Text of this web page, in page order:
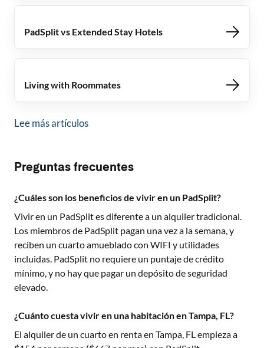
PadSplit vs Extended Stay Hotels
Living with Roommates
Lee más artículos
Preguntas frecuentes
¿Cuáles son los beneficios de vivir en un PadSplit?
Vivir en un PadSplit es diferente a un alquiler tradicional.
Los miembros de PadSplit pagan una vez a la semana, y
reciben un cuarto amueblado con WIFI y utilidades
incluidas. PadSplit no requiere un puntaje de crédito
mínimo, y no hay que pagar un depósito de seguridad
elevado.
¿Cuánto cuesta vivir en una habitación en Tampa, FL?
El alquiler de un cuarto en renta en Tampa, FLempieza a